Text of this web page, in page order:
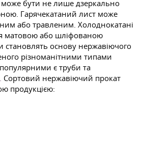
бути не лише дзеркально
Гарячекатаний лист може
або травленим. Холоднокатані
матовою або шліфованою
становлять основу нержавіючого
різноманітними типами
є труби та
Сортовий нержавіючий прокат
продукцією: